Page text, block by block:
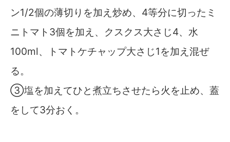
ン1/2個の薄切りを加え炒め、4等分に切ったミ
ニトマト3個を加え、クスクス大さじ4、水
100ml、トマトケチャップ大さじ1を加え混ぜ
る。
③塩を加えてひと煮立ちさせたら火を止め、蓋
をして3分おく。